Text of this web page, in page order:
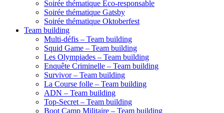
Soirée thématique Éco-responsable
Soirée thématique Gatsby
Soirée thématique Oktoberfest
Team building
Multi-défis – Team building
Squid Game – Team building
Les Olympiades – Team building
Enquête Criminelle – Team building
Survivor – Team building
La Course folle – Team building
ADN – Team building
Top-Secret – Team building
Boot Camp Militaire – Team building